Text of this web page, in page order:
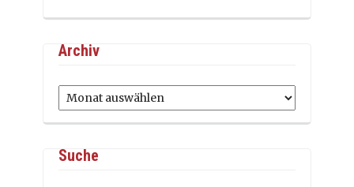
Archiv
Archiv
Suche